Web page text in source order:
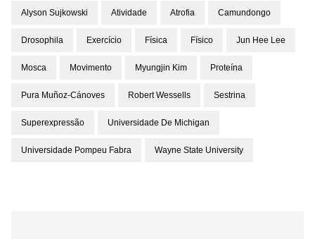
Alyson Sujkowski Atividade Atrofia Camundongo
Drosophila Exercício Física Físico Jun Hee Lee
Mosca Movimento Myungjin Kim Proteína
Pura Muñoz-Cánoves Robert Wessells Sestrina
Superexpressão Universidade De Michigan
Universidade Pompeu Fabra Wayne State University